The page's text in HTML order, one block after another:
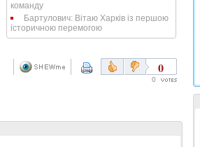
команду
Бартулович: Вітаю Харків із першою
історичною перемогою
0
0